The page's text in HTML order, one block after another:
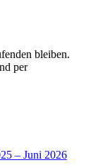
bleiben.
per
– Juni 2026